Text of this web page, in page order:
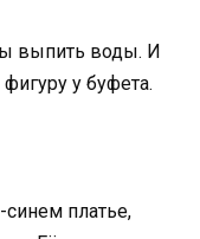
выпить воды. И
у буфета.
синем платье,